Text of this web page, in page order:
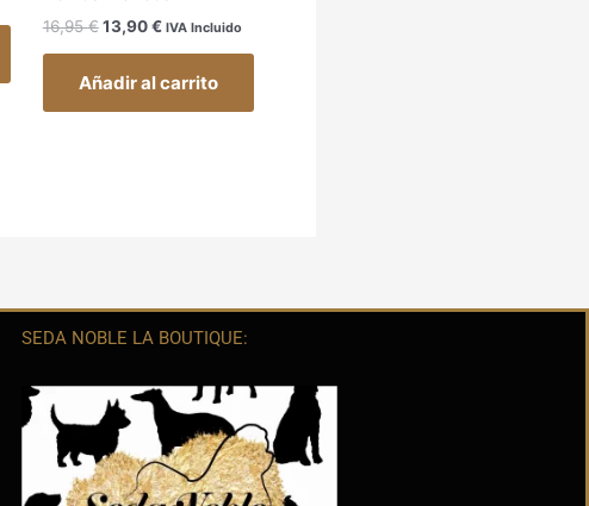
16,95€ 13,90€ IVA Incluido
Añadir al carrito
SEDA NOBLE LA BOUTIQUE: